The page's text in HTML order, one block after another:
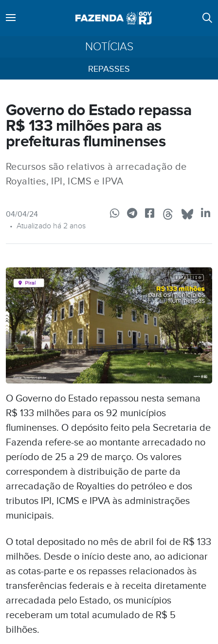
NOTÍCIAS
REPASSES
Governo do Estado repassa
R$ 133 milhões para as
prefeituras fluminenses
Recursos são relativos à arrecadação de
Royalties, IPI, ICMS e IPVA
04/04/24
• Atualizado há 2 anos
O Governo do Estado repassou nesta semana
R$ 133 milhões para os 92 municípios
fluminenses. O depósito feito pela Secretaria de
Fazenda refere-se ao montante arrecadado no
período de 25 a 29 de março. Os valores
correspondem à distribuição de parte da
arrecadação de Royalties do petróleo e dos
tributos IPI, ICMS e IPVA às administrações
municipais.
O total depositado no mês de abril foi de R$ 133
milhões. Desde o início deste ano, ao adicionar
as cotas-parte e os repasses relacionados às
transferências federais e à receita diretamente
arrecadada pelo Estado, os municípios
receberam um total acumulado de R$ 5
bilhões.